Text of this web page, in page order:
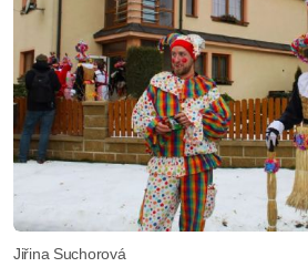
Jiřina Suchorová